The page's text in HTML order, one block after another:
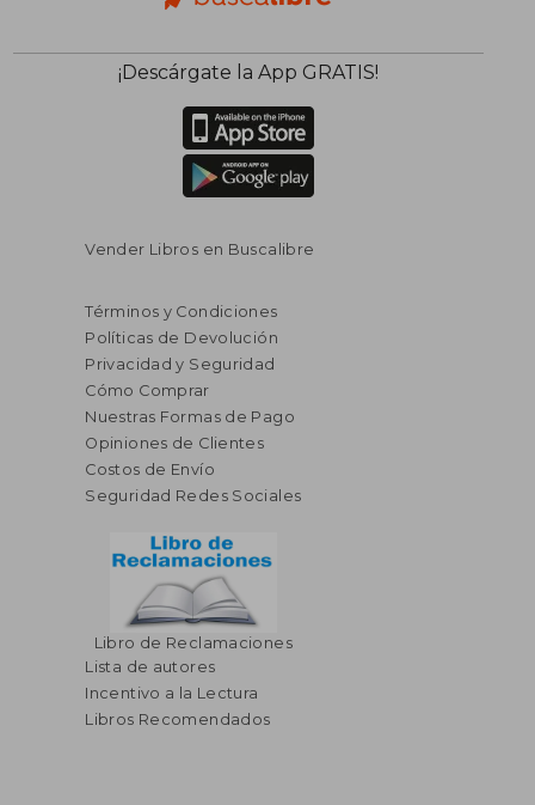
¡Descárgate la App GRATIS!
Vender Libros en Buscalibre
Términos y Condiciones
Políticas de Devolución
Privacidad y Seguridad
Cómo Comprar
Nuestras Formas de Pago
Opiniones de Clientes
Costos de Envío
Seguridad Redes Sociales
Libro de Reclamaciones
Lista de autores
Incentivo a la Lectura
Libros Recomendados